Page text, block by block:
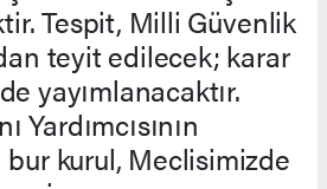
Tespit, Milli Güvenlik
teyit edilecek; karar
yayımlanacaktır.
Yardımcısının
bur kurul, Meclisimizde